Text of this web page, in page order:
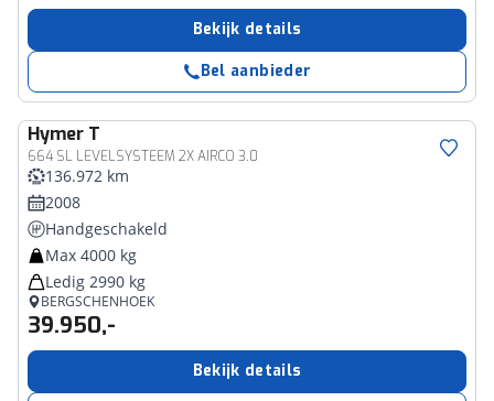
Bekijk details
Bel aanbieder
Hymer T
664 SL LEVELSYSTEEM 2X AIRCO 3.0
136.972 km
2008
Handgeschakeld
Max 4000 kg
Ledig 2990 kg
BERGSCHENHOEK
39.950,-
Bekijk details